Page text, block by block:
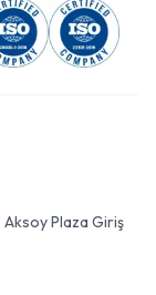
Aksoy Plaza Giriş